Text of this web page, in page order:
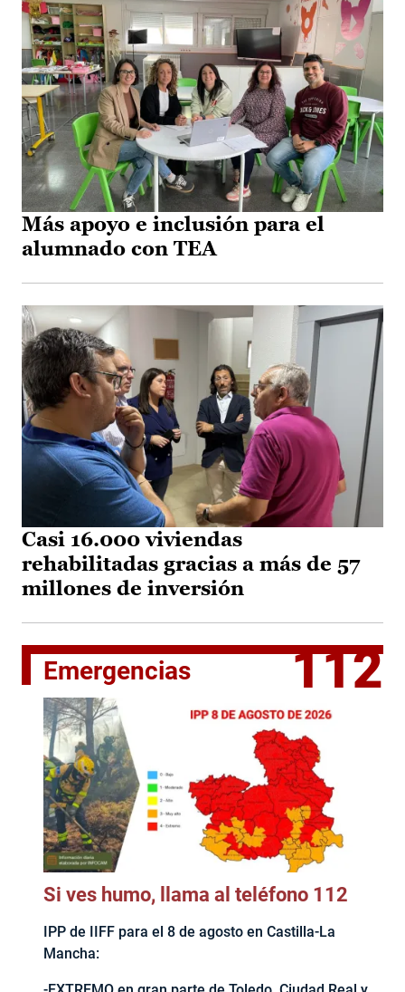
Más apoyo e inclusión para el
alumnado con TEA
Casi 16.000 viviendas
rehabilitadas gracias a más de 57
millones de inversión
Emergencias 112
Si ves humo, llama al teléfono 112
IPP de IIFF para el 8 de agosto en Castilla-La
Mancha: